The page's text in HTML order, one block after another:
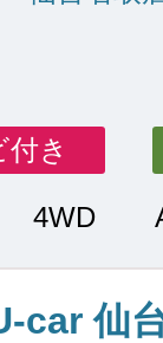
付き
4WD
car 仙